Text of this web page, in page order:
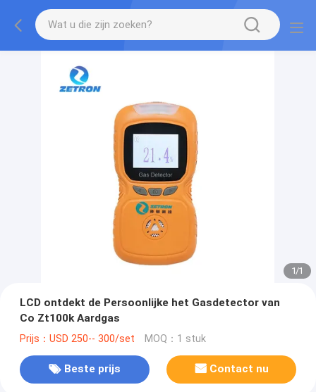
1/1
LCD ontdekt de Persoonlijke het Gasdetector van
Co Zt100k Aardgas
Prijs：USD 250-- 300/set MOQ：1 stuk
Beste prijs Contact nu